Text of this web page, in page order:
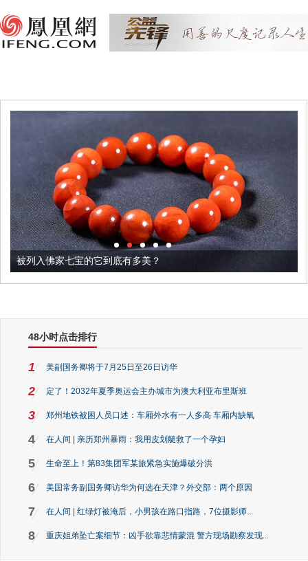
被列入佛家七宝的它到底有多美？
48小时点击排行
1 美副国务卿将于7月25日至26日访华
2 定了！2032年夏季奥运会主办城市为澳大利亚布里斯班
3 郑州地铁被困人员口述：车厢外水有一人多高 车厢内缺氧
4 在人间 | 亲历郑州暴雨：我用皮划艇救了一个孕妇
5 生命至上！第83集团军某旅紧急实施爆破分洪
6 美国常务副国务卿访华为何选在天津？外交部：两个原因
7 在人间 | 红绿灯被淹后，小男孩在路口指路，7位摄影师...
8 重庆姐弟坠亡案细节：凶手欲靠悲情蒙混 警方现场勘察发现...